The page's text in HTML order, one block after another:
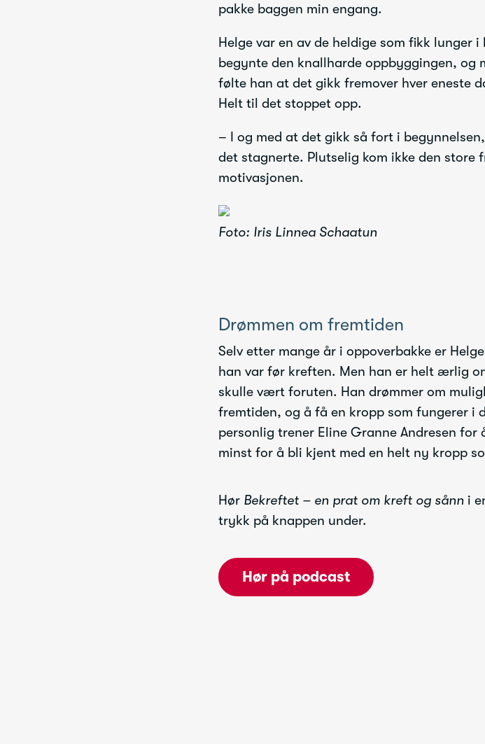
pakke baggen min engang.
Helge var en av de heldige som fikk lunger
begynte den knallharde oppbyggingen,
følte han at det gikk fremover hver eneste
Helt til det stoppet opp.
– I og med at det gikk så fort i
det stagnerte. Plutselig kom ikke den store
motivasjonen.
Foto: Iris Linnea Schaatun
Drømmen om fremtiden
Selv etter mange år i oppoverbakke er
han var før kreften. Men han er helt ærlig
skulle vært foruten. Han drømmer om
fremtiden, og å få en kropp som fungerer i
personlig trener Eline Granne Andresen
minst for å bli kjent med en helt ny kropp
Hør Bekreftet – en prat om kreft og sånn i
trykk på knappen under.
Hør på podcast